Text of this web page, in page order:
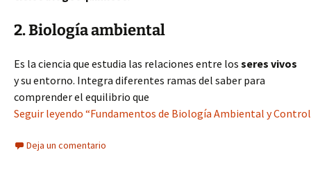
2. Biología ambiental
Es la ciencia que estudia las relaciones entre los seres vivos
y su entorno. Integra diferentes ramas del saber para
comprender el equilibrio que
Seguir leyendo “Fundamentos de Biología Ambiental y
Deja un comentario